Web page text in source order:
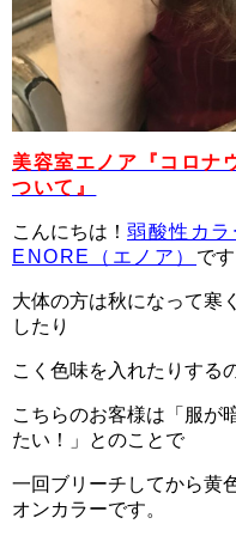
美容室エノア『コロナ
ついて』
こんにちは！ 弱酸性カ
ENORE（エノア） です
大体の方は秋になって寒
したり
こく色味を入れたりする
こちらのお客様は「服が
たい！」とのことで
一回ブリーチしてから黄
オンカラーです。